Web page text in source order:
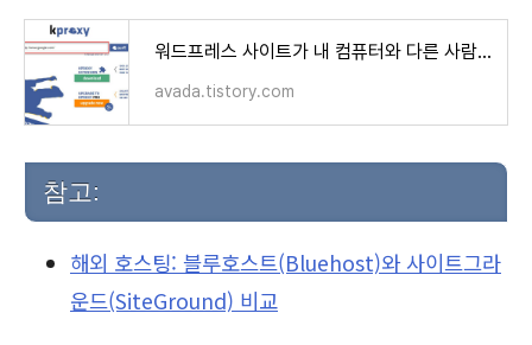
워드프레스 사이트가 내 컴퓨터와 다른 사람의 컴퓨터에서 다르게 보이는 경우
avada.tistory.com
참고:
해외 호스팅: 블루호스트(Bluehost)와 사이트그라
운드(SiteGround) 비교